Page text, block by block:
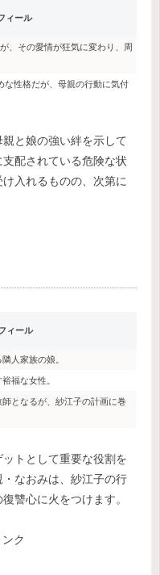
ィール
、その愛情が狂気に変わり、周
な性格だが、母親の行動に気付
と娘の強い絆を示して
配されている危険な状
入れるものの、次第に
ィール
人家族の娘。
福な女性。
となるが、紗江子の計画に巻
トとして重要な役割を
なおみは、紗江子の行
讐心に火をつけます。
ク